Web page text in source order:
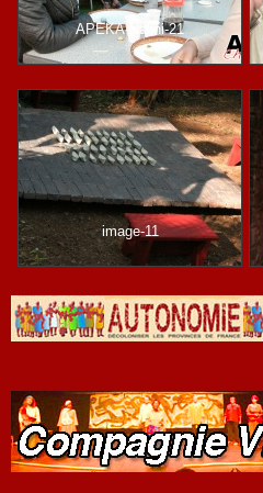
APEKA-Nalini-21
image-11